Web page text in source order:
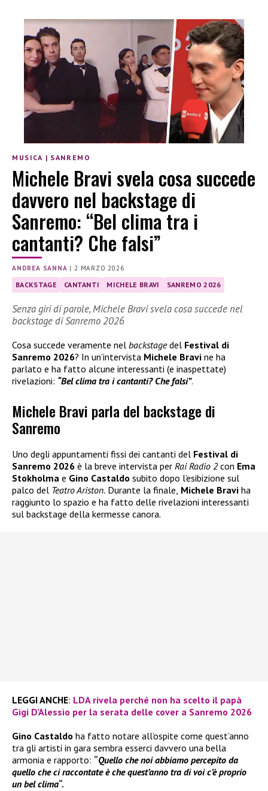
MUSICA | SANREMO
Michele Bravi svela cosa succede
davvero nel backstage di
Sanremo: “Bel clima tra i
cantanti? Che falsi”
ANDREA SANNA |2 MARZO 2026
BACKSTAGE CANTANTI MICHELE BRAVI SANREMO 2026
Senza giri di parole, Michele Bravi svela cosa succede nel
backstage di Sanremo 2026
Cosa succede veramente nel backstagedel Festival di
Sanremo 2026? In un’intervista Michele Bravi ne ha
parlato e ha fatto alcune interessanti (e inaspettate)
rivelazioni: “Bel clima tra i cantanti? Che falsi”.
Michele Bravi parla del backstage di
Sanremo
Uno degli appuntamenti fissi dei cantanti del Festival di
Sanremo 2026 è la breve intervista per Rai Radio 2con Ema
Stokholma e Gino Castaldo subito dopo l’esibizione sul
palco del Teatro Ariston. Durante la finale, Michele Bravi ha
raggiunto lo spazio e ha fatto delle rivelazioni interessanti
sul backstage della kermesse canora.
LEGGI ANCHE: LDA rivela perché non ha scelto il papà
Gigi D’Alessio per la serata delle cover a Sanremo 2026
Gino Castaldo ha fatto notare all’ospite come quest’anno
tra gli artisti in gara sembra esserci davvero una bella
armonia e rapporto: “Quello che noi abbiamo percepito da
quello che ci raccontate è che quest’anno tra di voi c’è proprio
un bel clima“.